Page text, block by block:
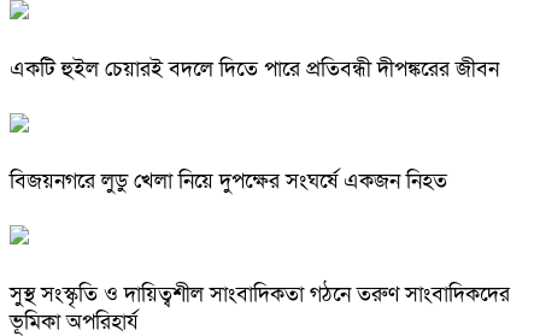
একটি হুইল চেয়ারই বদলে দিতে পারে প্রতিবন্ধী দীপঙ্করের জীবন
বিজয়নগরে লুডু খেলা নিয়ে দুপক্ষের সংঘর্ষে একজন নিহত
সুস্থ সংস্কৃতি ও দায়িত্বশীল সাংবাদিকতা গঠনে তরুণ সাংবাদিকদের
ভূমিকা অপরিহার্য